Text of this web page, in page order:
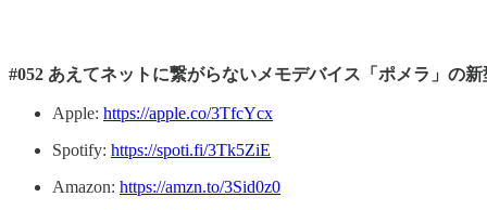
#052 あえてネットに繋がらないメモデバイス「ポメラ」の新
Apple: https://apple.co/3TfcYcx
Spotify: https://spoti.fi/3Tk5ZiE
Amazon: https://amzn.to/3Sid0z0